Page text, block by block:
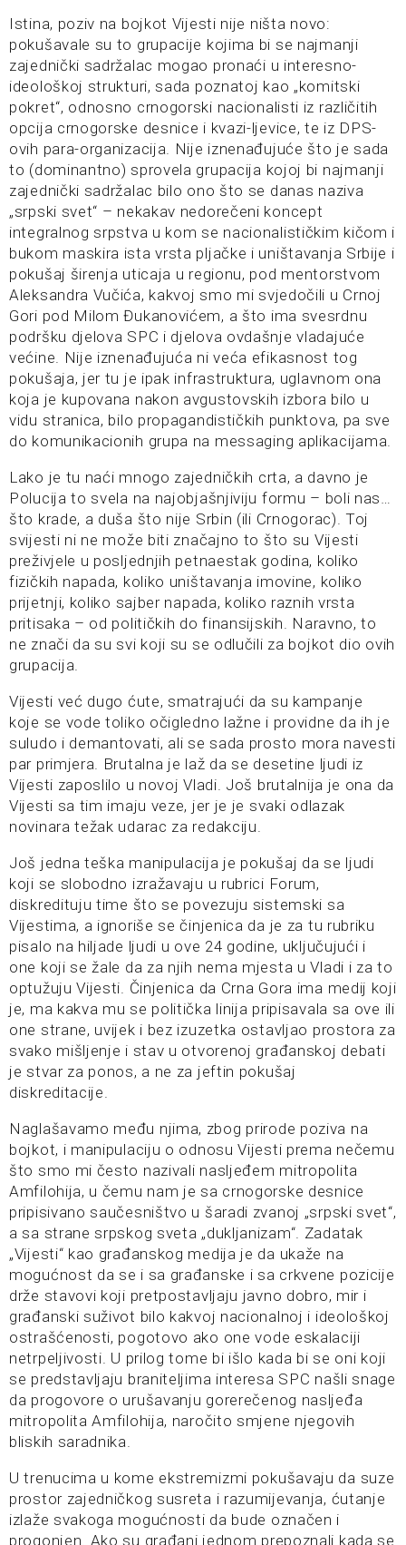
Istina, poziv na bojkot Vijesti nije ništa novo:
pokušavale su to grupacije kojima bi se najmanji
zajednički sadržalac mogao pronaći u interesno-
ideološkoj strukturi, sada poznatoj kao „komitski
pokret“, odnosno crnogorski nacionalisti iz različitih
opcija crnogorske desnice i kvazi-ljevice, te iz DPS-
ovih para-organizacija. Nije iznenađujuće što je sada
to (dominantno) sprovela grupacija kojoj bi najmanji
zajednički sadržalac bilo ono što se danas naziva
„srpski svet“ – nekakav nedorečeni koncept
integralnog srpstva u kom se nacionalističkim kičom i
bukom maskira ista vrsta pljačke i uništavanja Srbije i
pokušaj širenja uticaja u regionu, pod mentorstvom
Aleksandra Vučića, kakvoj smo mi svjedočili u Crnoj
Gori pod Milom Đukanovićem, a što ima svesrdnu
podršku djelova SPC i djelova ovdašnje vladajuće
većine. Nije iznenađujuća ni veća efikasnost tog
pokušaja, jer tu je ipak infrastruktura, uglavnom ona
koja je kupovana nakon avgustovskih izbora bilo u
vidu stranica, bilo propagandističkih punktova, pa sve
do komunikacionih grupa na messaging aplikacijama.
Lako je tu naći mnogo zajedničkih crta, a davno je
Polucija to svela na najobjašnjiviju formu – boli nas…
što krade, a duša što nije Srbin (ili Crnogorac). Toj
svijesti ni ne može biti značajno to što su Vijesti
preživjele u posljednjih petnaestak godina, koliko
fizičkih napada, koliko uništavanja imovine, koliko
prijetnji, koliko sajber napada, koliko raznih vrsta
pritisaka – od političkih do finansijskih. Naravno, to
ne znači da su svi koji su se odlučili za bojkot dio ovih
grupacija.
Vijesti već dugo ćute, smatrajući da su kampanje
koje se vode toliko očigledno lažne i providne da ih je
suludo i demantovati, ali se sada prosto mora navesti
par primjera. Brutalna je laž da se desetine ljudi iz
Vijesti zaposlilo u novoj Vladi. Još brutalnija je ona da
Vijesti sa tim imaju veze, jer je je svaki odlazak
novinara težak udarac za redakciju.
Još jedna teška manipulacija je pokušaj da se ljudi
koji se slobodno izražavaju u rubrici Forum,
diskredituju time što se povezuju sistemski sa
Vijestima, a ignoriše se činjenica da je za tu rubriku
pisalo na hiljade ljudi u ove 24 godine, uključujući i
one koji se žale da za njih nema mjesta u Vladi i za to
optužuju Vijesti. Činjenica da Crna Gora ima medij koji
je, ma kakva mu se politička linija pripisavala sa ove ili
one strane, uvijek i bez izuzetka ostavljao prostora za
svako mišljenje i stav u otvorenoj građanskoj debati
je stvar za ponos, a ne za jeftin pokušaj
diskreditacije.
Naglašavamo među njima, zbog prirode poziva na
bojkot, i manipulaciju o odnosu Vijesti prema nečemu
što smo mi često nazivali nasljeđem mitropolita
Amfilohija, u čemu nam je sa crnogorske desnice
pripisivano saučesništvo u šaradi zvanoj „srpski svet“,
a sa strane srpskog sveta „dukljanizam“. Zadatak
„Vijesti“ kao građanskog medija je da ukaže na
mogućnost da se i sa građanske i sa crkvene pozicije
drže stavovi koji pretpostavljaju javno dobro, mir i
građanski suživot bilo kakvoj nacionalnoj i ideološkoj
ostrašćenosti, pogotovo ako one vode eskalaciji
netrpeljivosti. U prilog tome bi išlo kada bi se oni koji
se predstavljaju braniteljima interesa SPC našli snage
da progovore o urušavanju gorerečenog nasljeđa
mitropolita Amfilohija, naročito smjene njegovih
bliskih saradnika.
U trenucima u kome ekstremizmi pokušavaju da suze
prostor zajedničkog susreta i razumijevanja, ćutanje
izlaže svakoga mogućnosti da bude označen i
progonjen. Ako su građani jednom prepoznali kada se